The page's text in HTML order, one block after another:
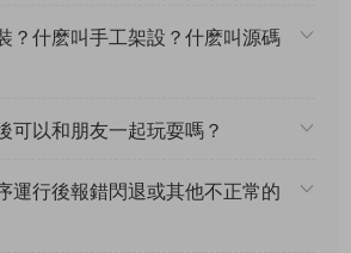
？什麽叫手工架設？什麽叫源碼
可以和朋友一起玩耍嗎？
運行後報錯閃退或其他不正常的